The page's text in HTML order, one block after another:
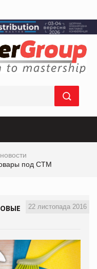
под СТМ
22 листопада 2016